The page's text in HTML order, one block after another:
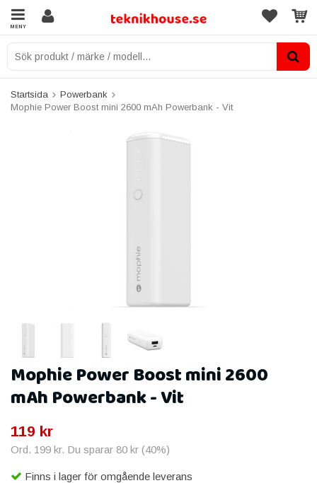
MENY
Startsida
Powerbank
Mophie Power Boost mini 2600 mAh Powerbank - Vit
Mophie Power Boost mini 2600
mAh Powerbank - Vit
119 kr
Ord. 199 kr. Du sparar 80 kr (40%)
Finns i lager för omgående leverans